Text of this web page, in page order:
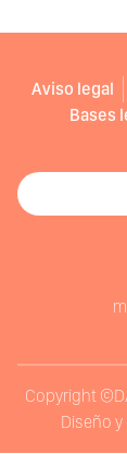
Aviso legal
Bases
Copyright
Diseño